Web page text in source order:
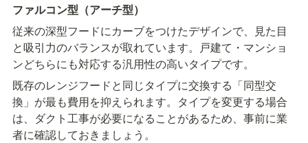
ファルコン型（アーチ型）
従来の深型フードにカーブをつけたデザインで、見た目
と吸引力のバランスが取れています。戸建て・マンショ
ンどちらにも対応する汎用性の高いタイプです。
既存のレンジフードと同じタイプに交換する「同型交
換」が最も費用を抑えられます。タイプを変更する場合
は、ダクト工事が必要になることがあるため、事前に業
者に確認しておきましょう。